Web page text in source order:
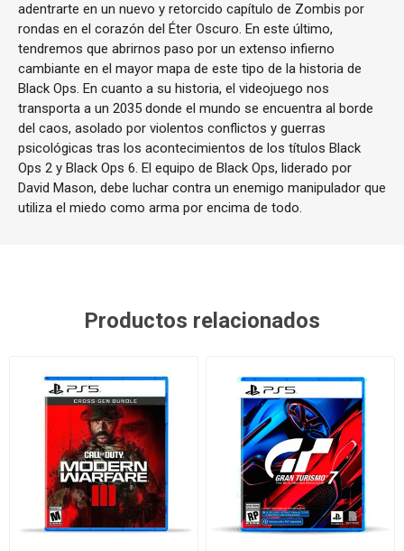
adentrarte en un nuevo y retorcido capítulo de Zombis por
rondas en el corazón del Éter Oscuro. En este último,
tendremos que abrirnos paso por un extenso infierno
cambiante en el mayor mapa de este tipo de la historia de
Black Ops. En cuanto a su historia, el videojuego nos
transporta a un 2035 donde el mundo se encuentra al borde
del caos, asolado por violentos conflictos y guerras
psicológicas tras los acontecimientos de los títulos Black
Ops 2 y Black Ops 6. El equipo de Black Ops, liderado por
David Mason, debe luchar contra un enemigo manipulador que
utiliza el miedo como arma por encima de todo.
Productos relacionados